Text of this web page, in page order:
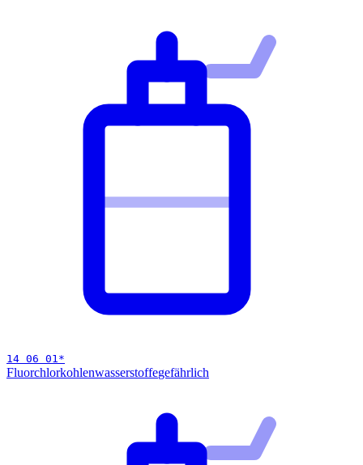
14 06 01*
Fluorchlorkohlenwasserstoffegefährlich